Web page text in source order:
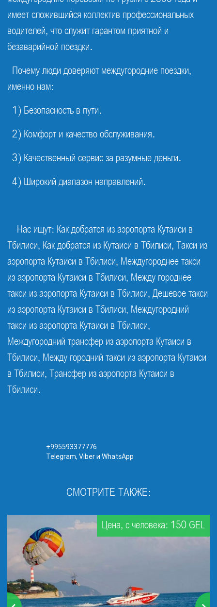
имеет сложившийся коллектив профессиональных
водителей, что служит гарантом приятной и
безаварийной поездки.
Почему люди доверяют междугородние поездки,
именно нам:
1) Безопасность в пути.
2) Комфорт и качество обслуживания.
3) Качественный сервис за разумные деньги.
4) Широкий диапазон направлений.
Нас ищут: Как добратся из аэропорта Кутаиси в
Тбилиси, Как добратся из Кутаиси в Тбилиси, Такси из
аэропорта Кутаиси в Тбилиси, Междугороднее такси
из аэропорта Кутаиси в Тбилиси, Между городнее
такси из аэропорта Кутаиси в Тбилиси, Дешевое такси
из аэропорта Кутаиси в Тбилиси, Междугородний
такси из аэропорта Кутаиси в Тбилиси,
Междугородний трансфер из аэропорта Кутаиси в
Тбилиси, Между городний такси из аэропорта Кутаиси
в Тбилиси, Трансфер из аэропорта Кутаиси в
Тбилиси.
+995593377776
Telegram, Viber и WhatsApp
СМОТРИТЕ ТАКЖЕ:
Цена, с человека: 150 GEL